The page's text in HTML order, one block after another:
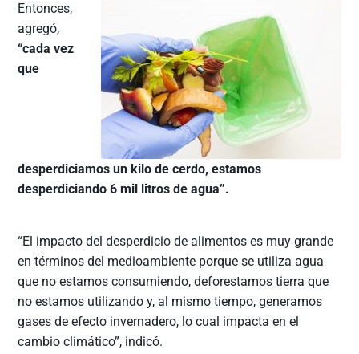
Entonces,
agregó,
“cada vez
que
desperdiciamos un kilo de cerdo, estamos
desperdiciando 6 mil litros de agua”.
“El impacto del desperdicio de alimentos es muy grande
en términos del medioambiente porque se utiliza agua
que no estamos consumiendo, deforestamos tierra que
no estamos utilizando y, al mismo tiempo, generamos
gases de efecto invernadero, lo cual impacta en el
cambio climático”, indicó.